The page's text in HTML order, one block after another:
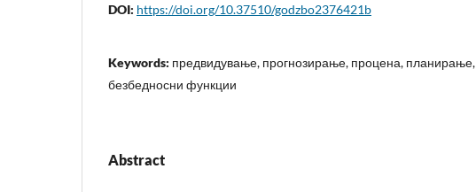
DOI: https://doi.org/10.37510/godzbo2376421b
Keywords: предвидување, прогнозирање, процена, планирање,
безбедносни функции
Abstract